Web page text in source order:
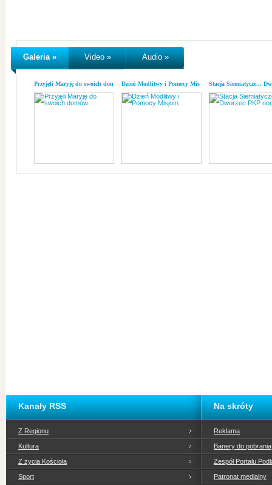
Galeria » Video » Audio »
Przyjęli Maryję do swoich domówDzień Modlitwy i Pomocy MisjomStacja Siemiatycze...
Kanały RSS
Z Regionu
Kultura
Z życia Kościoła
Sport
Na skróty
Reklama
Banery do pobrania
Zespół Portalu
Patronat medialny